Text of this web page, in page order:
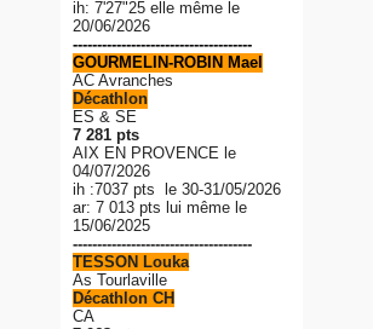
ih: 7'27"25 elle même le
20/06/2026
-------------------------------------
GOURMELIN-ROBIN Mael
AC Avranches
Décathlon
ES & SE
7 281 pts
AIX EN PROVENCE le
04/07/2026
ih :7037 pts le 30-31/05/2026
ar: 7 013 pts lui même le
15/06/2025
-------------------------------------
TESSON Louka
As Tourlaville
Décathlon CH
CA